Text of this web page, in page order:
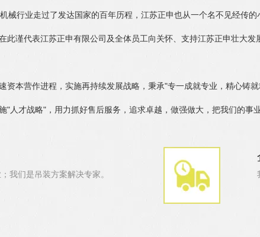
业走过了发达国家的百年历程，江苏正申也从一个名不见经传的
此谨代表江苏正申有限公司及全体员工向关怀、支持江苏正申壮大
营作进程，实施再持续发展战略，秉承"专一成就专业，精心铸就
人才战略"，用力抓好售后服务，追求卓越，做强做大，把我们的事
我们是吊装方案解决专家。